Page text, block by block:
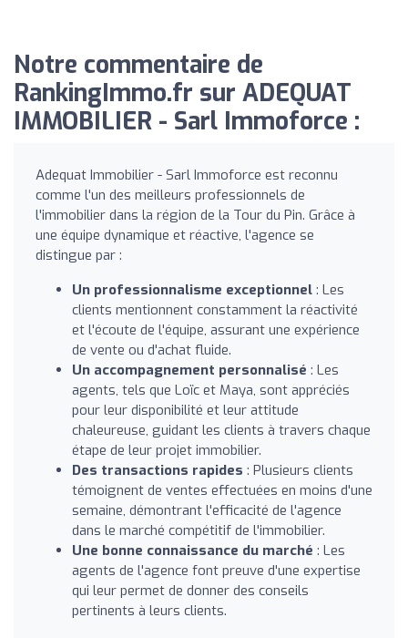
Notre commentaire de
RankingImmo.fr sur ADEQUAT
IMMOBILIER - Sarl Immoforce :
Adequat Immobilier - Sarl Immoforce est reconnu
comme l'un des meilleurs professionnels de
l'immobilier dans la région de la Tour du Pin. Grâce à
une équipe dynamique et réactive, l'agence se
distingue par :
Un professionnalisme exceptionnel : Les
clients mentionnent constamment la réactivité
et l'écoute de l'équipe, assurant une expérience
de vente ou d'achat fluide.
Un accompagnement personnalisé : Les
agents, tels que Loïc et Maya, sont appréciés
pour leur disponibilité et leur attitude
chaleureuse, guidant les clients à travers chaque
étape de leur projet immobilier.
Des transactions rapides : Plusieurs clients
témoignent de ventes effectuées en moins d'une
semaine, démontrant l'efficacité de l'agence
dans le marché compétitif de l'immobilier.
Une bonne connaissance du marché : Les
agents de l'agence font preuve d'une expertise
qui leur permet de donner des conseils
pertinents à leurs clients.